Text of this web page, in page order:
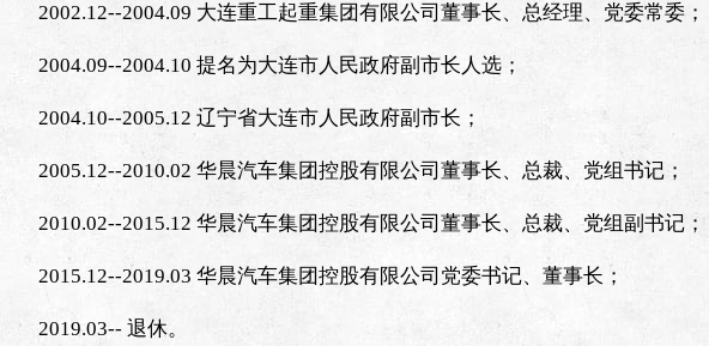
2002.12--2004.09 大连重工起重集团有限公司董事长、总经理、党委常委；
2004.09--2004.10 提名为大连市人民政府副市长人选；
2004.10--2005.12 辽宁省大连市人民政府副市长；
2005.12--2010.02 华晨汽车集团控股有限公司董事长、总裁、党组书记；
2010.02--2015.12 华晨汽车集团控股有限公司董事长、总裁、党组副书记；
2015.12--2019.03 华晨汽车集团控股有限公司党委书记、董事长；
2019.03-- 退休。